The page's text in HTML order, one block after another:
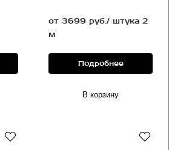
от 3699 руб./ штука 2
м
Подробнее
В корзину